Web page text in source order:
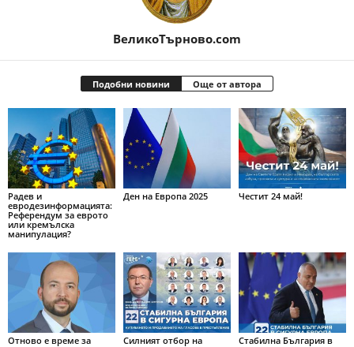
ВеликоТърново.com
Подобни новини Още от автора
Радев и
евродезинформацията:
Референдум за еврото
или кремълска
манипулация?
Ден на Европа 2025 Честит 24 май!
Отново е време за
Силният отбор на
Стабилна България в